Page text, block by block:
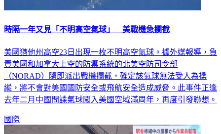
時隔一年又見「不明高空氣球」 美戰機急攔截
美國猶他州高空23日出現一枚不明高空氣球。據外媒報導，負
責美國和加拿大上空的防禦系統的北美空防司令部
（NORAD）隨即派出戰機攔截，確定該氣球無法受人為操
縱，將不會對美國國防安全或飛航安全造成威脅。此事件正逢
去年二月中國間諜氣球闖入美國空域滿周年，再度引發聯想。
國際